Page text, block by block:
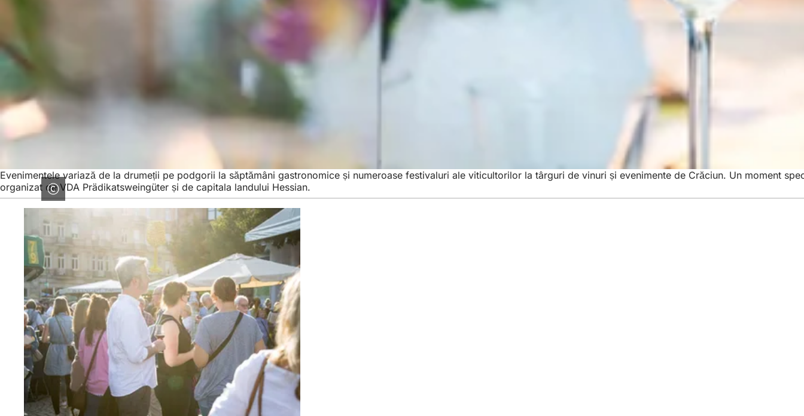
Evenimentele variază de la drumeții pe podgorii la săptămâni gastronomice și numeroase festivaluri ale viticultorilor la târguri de vinuri și evenimente de Crăciun. Un moment
organizat de VDA Prädikatsweingüter și de capitala landului Hessian.